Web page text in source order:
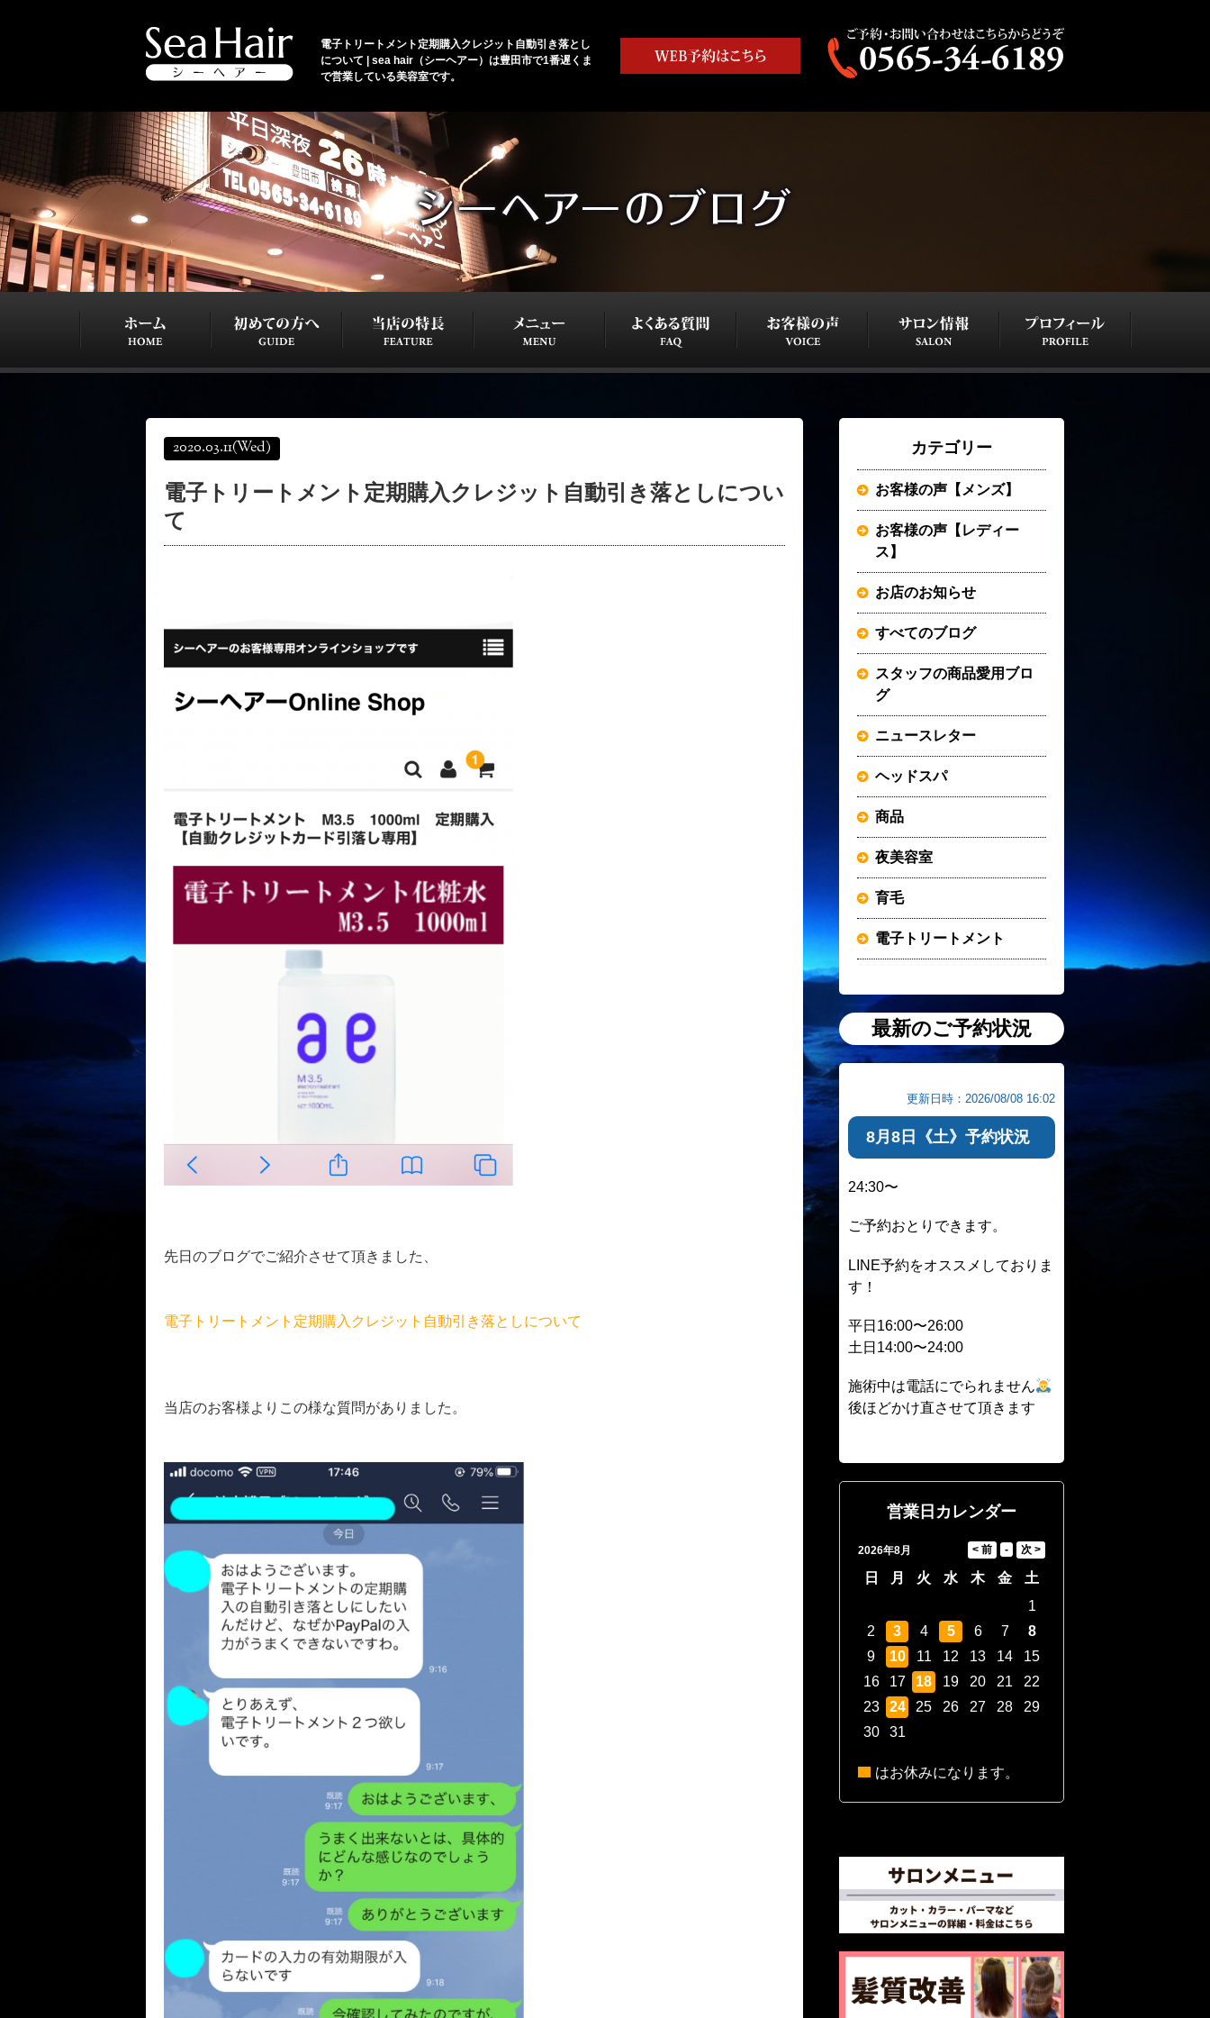
電子トリートメント定期購入クレジット自動引き落とし
について | sea hair（シーヘアー）は豊田市で1番遅くま
で営業している美容室です。
2020.03.11(Wed)
電子トリートメント定期購入クレジット自動引き落としについ
て
先日のブログでご紹介させて頂きました、
電子トリートメント定期購入クレジット自動引き落としについて
当店のお客様よりこの様な質問がありました。
カテゴリー
お客様の声【メンズ】
お客様の声【レディー
ス】
お店のお知らせ
すべてのブログ
スタッフの商品愛用ブロ
グ
ニュースレター
ヘッドスパ
商品
夜美容室
育毛
電子トリートメント
最新のご予約状況
更新日時：2026/08/08 16:02
8月8日《土》予約状況
24:30〜
ご予約おとりできます。
LINE予約をオススメしておりま
す！
平日16:00〜26:00
土日14:00〜24:00
施術中は電話にでられません
後ほどかけ直させて頂きます
営業日カレンダー
2026年8月
日 月 火 水 木 金
土
1
2
3 4 5 6 7
8
9
10 11 12 13 14
15
16
17 18 19 20 21
22
23
24 25 26 27 28
29
30
31
はお休みになります。